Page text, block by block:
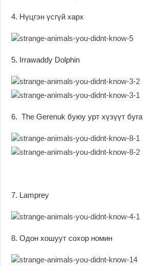
4. Нүцгэн үсгүй харх
5. Irrawaddy Dolphin
6. The Gerenuk буюу урт хүзүүт буга
7. Lamprey
8. Одон хошуут сохор номин